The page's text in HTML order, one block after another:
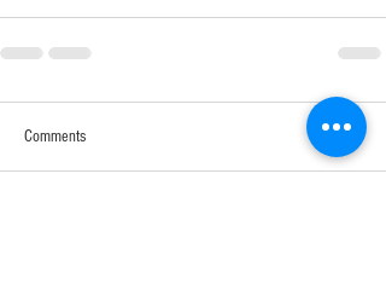
Comments